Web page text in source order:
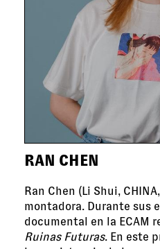
RAN CHEN
Ran Chen (Li Shui,
montadora. Durante sus
documental en la ECAM
Ruinas Futuras. En este